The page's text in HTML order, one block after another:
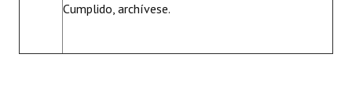
Cumplido, archívese.